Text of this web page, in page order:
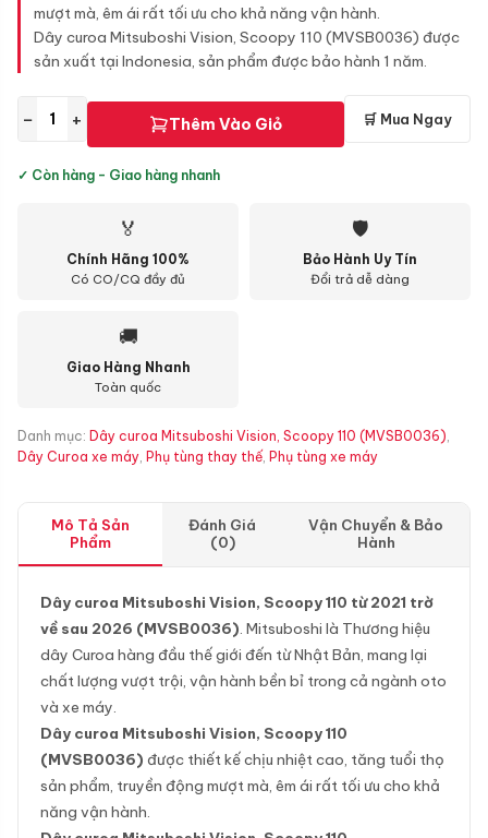
mượt mà, êm ái rất tối ưu cho khả năng vận hành.
Dây curoa Mitsuboshi Vision, Scoopy 110 (MVSB0036) được
sản xuất tại Indonesia, sản phẩm được bảo hành 1 năm.
− + Thêm Vào Giỏ 🛒 Mua Ngay
✓ Còn hàng - Giao hàng nhanh
🏅
Chính Hãng 100%
Có CO/CQ đầy đủ
🛡
Bảo Hành Uy Tín
Đổi trả dễ dàng
🚚
Giao Hàng Nhanh
Toàn quốc
Danh mục: Dây curoa Mitsuboshi Vision, Scoopy 110 (MVSB0036),
Dây Curoa xe máy, Phụ tùng thay thế, Phụ tùng xe máy
Mô Tả Sản
Phẩm
Đánh Giá
(0)
Vận Chuyển & Bảo
Hành
Dây curoa Mitsuboshi Vision, Scoopy 110 từ 2021 trờ
về sau 2026 (MVSB0036). Mitsuboshi là Thương hiệu
dây Curoa hàng đầu thế giới đến từ Nhật Bản, mang lại
chất lượng vượt trội, vận hành bền bỉ trong cả ngành oto
và xe máy.
Dây curoa Mitsuboshi Vision, Scoopy 110
(MVSB0036) được thiết kế chịu nhiệt cao, tăng tuổi thọ
sản phẩm, truyền động mượt mà, êm ái rất tối ưu cho khả
năng vận hành.